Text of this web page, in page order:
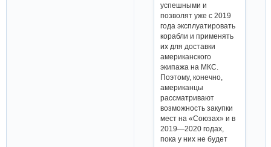
успешными и
позволят уже с 2019
года эксплуатировать
корабли и применять
их для доставки
американского
экипажа на МКС.
Поэтому, конечно,
американцы
рассматривают
возможность закупки
мест на «Союзах» и в
2019—2020 годах,
пока у них не будет